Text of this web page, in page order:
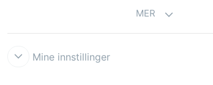
med vanlig Marmoleum
henhold til ISO 717-2). Først
– i rett vinkel mot
limet skal stivne. Legg
MER
Mine innstillinger